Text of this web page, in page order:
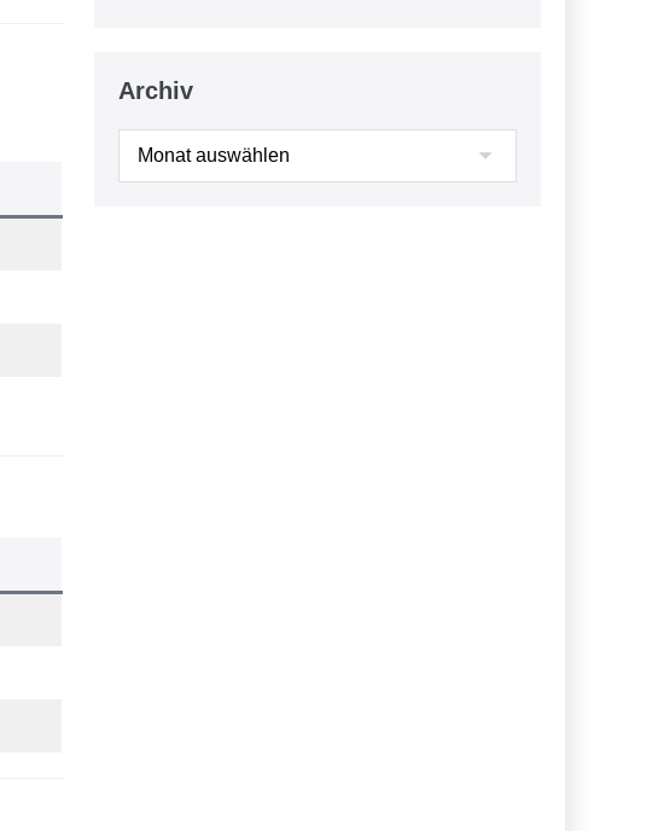
Archiv
Archiv